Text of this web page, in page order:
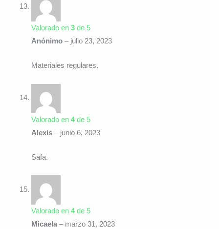
Valorado en 3de 5
Anónimo – julio 23, 2023
Materiales regulares.
Valorado en 4de 5
Alexis – junio 6, 2023
Safa.
Valorado en 4de 5
Micaela– marzo 31, 2023